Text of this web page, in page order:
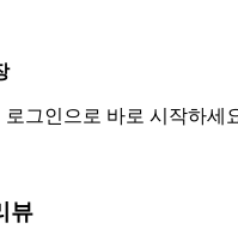
그인으로 바로 시작하세
뷰